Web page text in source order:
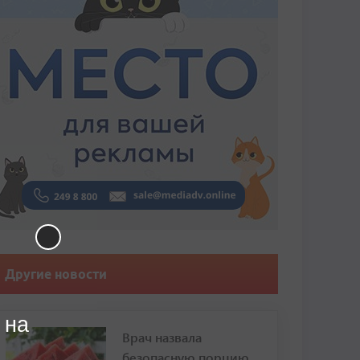
Другие новости
Врач назвала